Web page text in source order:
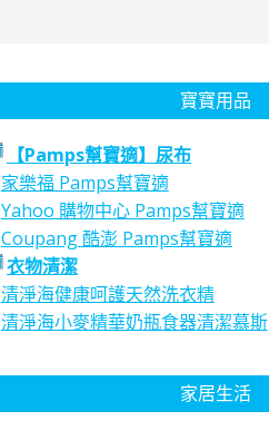
寶寶用品
【Pamps幫寶適】尿布
家樂福 Pamps幫寶適
Yahoo 購物中心 Pamps幫寶適
Coupang 酷澎 Pamps幫寶適
衣物清潔
清淨海健康呵護天然洗衣精
清淨海小麥精華奶瓶食器清潔慕斯
家居生活